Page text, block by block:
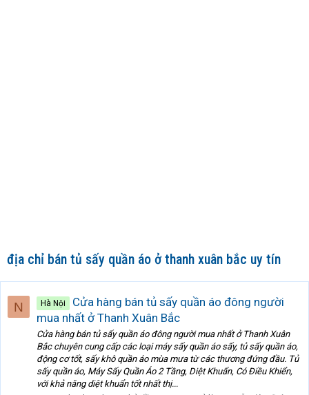
địa chỉ bán tủ sấy quần áo ở thanh xuân bắc uy tín
N Hà Nội
Cửa hàng bán tủ sấy quần áo đông người
mua nhất ở Thanh Xuân Bắc
Cửa hàng bán tủ sấy quần áo đông người mua nhất ở Thanh Xuân
Bắc chuyên cung cấp các loại máy sấy quần áo sấy, tủ sấy quần áo,
động cơ tốt, sấy khô quần áo mùa mưa từ các thương đứng đầu. Tủ
sấy quần áo, Máy Sấy Quần Áo 2 Tầng, Diệt Khuẩn, Có Điều Khiển,
với khả năng diệt khuẩn tốt nhất thị...